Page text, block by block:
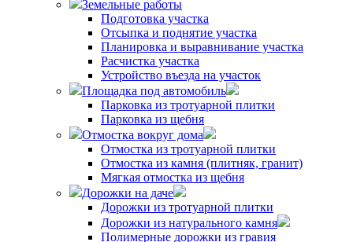
Земельные работы
Подготовка участка
Отсыпка и поднятие участка
Планировка и выравнивание участка
Расчистка участка
Устройство въезда на участок
Площадка под автомобиль
Парковка из тротуарной плитки
Парковка из щебня
Отмостка вокруг дома
Отмостка из тротуарной плитки
Отмостка из камня (плитняк, гранит)
Мягкая отмостка из щебня
Дорожки на даче
Дорожки из тротуарной плитки
Дорожки из натурального камня
Полимерные дорожки из гравия